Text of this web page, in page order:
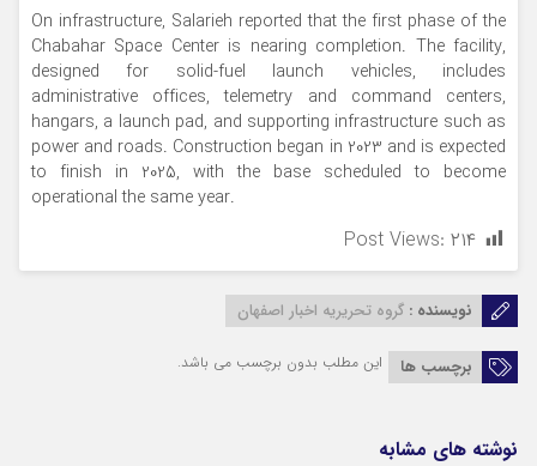
On infrastructure, Salarieh reported that the first phase of the
Chabahar Space Center is nearing completion. The facility,
designed for solid-fuel launch vehicles, includes
administrative offices, telemetry and command centers,
hangars, a launch pad, and supporting infrastructure such as
power and roads. Construction began in 2023 and is expected
to finish in 2025, with the base scheduled to become
operational the same year.
Post Views: ۲۱۴
نویسنده : گروه تحریریه اخبار اصفهان
برچسب ها این مطلب بدون برچسب می باشد.
نوشته های مشابه